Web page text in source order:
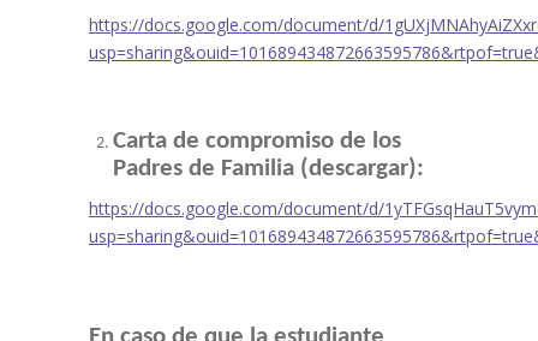
https://docs.google.com/document/d/
Carta de compromiso de los
Padres de Familia (descargar):
https://docs.google.com/document/d/